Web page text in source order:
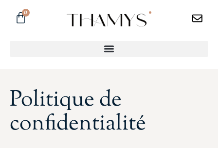
0
Politique de
confidentialité